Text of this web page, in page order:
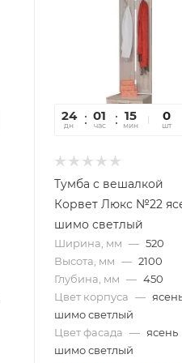
24
дн
01
час
15
мин
51
сек
0
шт
Тумба с вешалкой
Корвет Люкс №22
шимо светлый
Ширина, мм — 520
Высота, мм — 2100
Глубина, мм — 450
Цвет корпуса —
шимо светлый
Цвет фасада — ясень
шимо светлый